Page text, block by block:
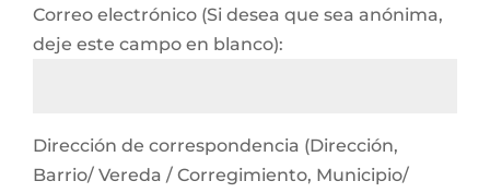
Correo electrónico (Si desea que sea anónima,
deje este campo en blanco):
Dirección de correspondencia (Dirección,
Barrio/ Vereda / Corregimiento, Municipio/